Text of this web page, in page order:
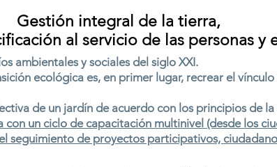
Gestión integral de la tierra,
al servicio de las personas y
ambientales y sociales del siglo XXI.
ecológica es, en primer lugar, recrear el
de un jardín de acuerdo con los principios de
un ciclo de capacitación multinivel (desde los
seguimiento de proyectos participativos,